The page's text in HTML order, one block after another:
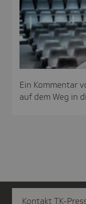
Ein Kommentar
auf dem Weg in
Kontakt TK-